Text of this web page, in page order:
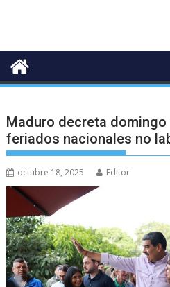
Maduro decreta domingo
feriados nacionales no
octubre 18, 2025 Editor